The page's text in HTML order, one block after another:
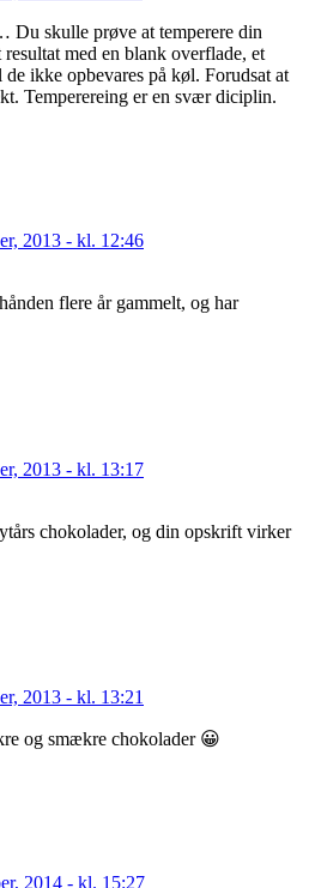
Du skulle prøve at temperere din
med en blank overflade, et
ikke opbevares på køl. Forudsat at
Temperereing er en svær diciplin.
2013 - kl. 12:46
flere år gammelt, og har
2013 - kl. 13:17
chokolader, og din opskrift virker
2013 - kl. 13:21
og smækre chokolader 😀
2014 - kl. 15:27